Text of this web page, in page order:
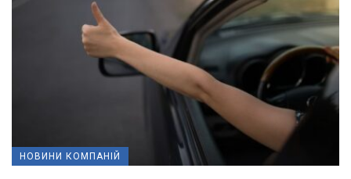
НОВИНИ КОМПАНІЙ